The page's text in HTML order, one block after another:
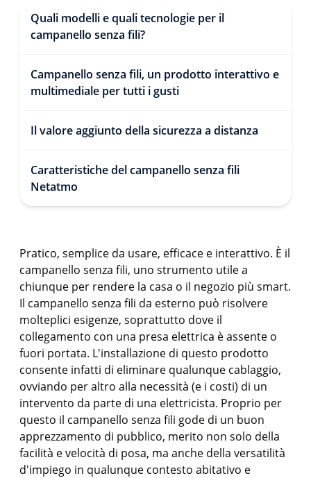
Quali modelli e quali tecnologie per il
campanello senza fili?
Campanello senza fili, un prodotto interattivo e
multimediale per tutti i gusti
Il valore aggiunto della sicurezza a distanza
Caratteristiche del campanello senza fili
Netatmo
Pratico, semplice da usare, efficace e interattivo. È il
campanello senza fili, uno strumento utile a
chiunque per rendere la casa o il negozio più smart.
Il campanello senza fili da esterno può risolvere
molteplici esigenze, soprattutto dove il
collegamento con una presa elettrica è assente o
fuori portata. L'installazione di questo prodotto
consente infatti di eliminare qualunque cablaggio,
ovviando per altro alla necessità (e i costi) di un
intervento da parte di una elettricista. Proprio per
questo il campanello senza fili gode di un buon
apprezzamento di pubblico, merito non solo della
facilità e velocità di posa, ma anche della versatilità
d'impiego in qualunque contesto abitativo e